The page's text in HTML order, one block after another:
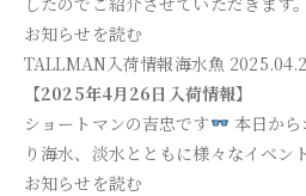
お知らせを読む
TALLMAN入荷情報海水魚
【2025年4月26日入荷情報】
ショートマンの吉忠です
本日か
り海水、淡水とともに様々なイベ
お知らせを読む